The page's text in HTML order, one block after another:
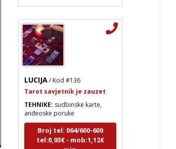
Tarot savjetnik je zauzet
anđeoske poruke
Broj tel: 064/600-600
tel:0,93€ - mob:1,12€
min